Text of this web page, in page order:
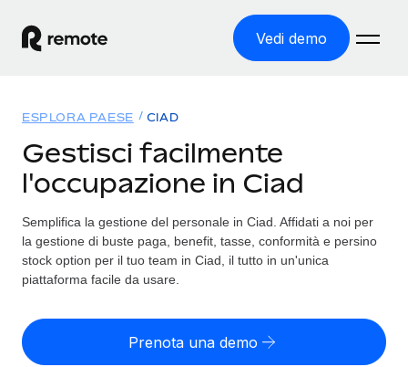
Vedi demo
ASSUMI NEL MONDO
Global Payroll
Gestisci il payroll a norma, in tutta semplicità
Employer of Record
Contractor Management
Soluzioni
COPERTURA GLOBALE
Ricerca paesi
Trova i servizi di supporto all’impiego per ogni Paese
Confronta Remote
Scopri come ci confrontiamo con gli altri
Tariffe
English
ESPLORA PAESE CIAD
Gestisci facilmente
l'occupazione in Ciad
Semplifica la gestione del personale in Ciad. Affidati a noi per
la gestione di buste paga, benefit, tasse, conformità e persino
stock option per il tuo team in Ciad, il tutto in un'unica
piattaforma facile da usare.
Prenota una demo